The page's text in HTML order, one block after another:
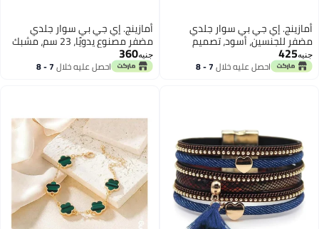
أمازينج. إي جي بي سوار جلدي
مضفر للجنسين، أسود، تصميم
متعدد الطبقات، مشبك مغناطيسي،
سوار معصم مصنوع يدويًا، جلد
جنيه425
احصل عليه خلال 7 - 8
أمازينج. إي جي بي سوار جلدي
مضفر مصنوع يدويًا، 23 سم، مشبك
مغناطيسي، سوار معصم للجنسين
بتصميم ريشة، بني
جنيه360
احصل عليه خلال 7 - 8